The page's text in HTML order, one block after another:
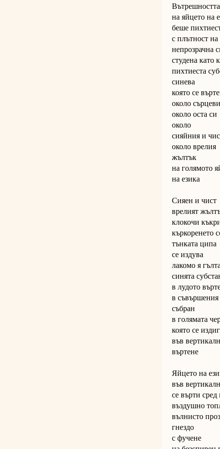
Вътрешността
на яйцето на
беше
с плътност
непрозрачна
студена като
пихтиеста
синева
която се
около
около оста си
около
сияйния и
около врелия
жълтък
на голямото
на езика
Сияен и чист
врелият
клокочи
къркоренето
тънката ципа
се издува
лакомо я
синята
в лудото
в съвършения
събран
в голямата
която се
във
въртене
Яйцето на
във
се върти сред
въздушно
вълнисто
гнездо
с фучене